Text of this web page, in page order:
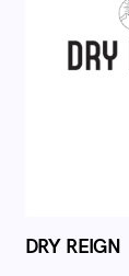
DRY REIGN